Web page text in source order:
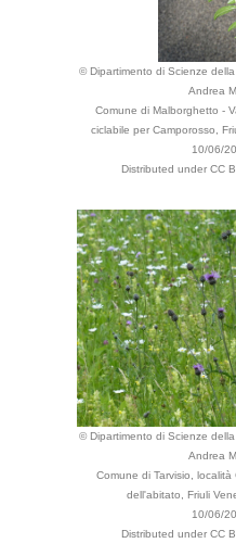
© Dipartimento di Scienze
Andrea
Comune di Malborghetto -
ciclabile per Camporosso,
10/06/
Distributed under CC
© Dipartimento di Scienze
Andrea
Comune di Tarvisio,
dell'abitato, Friuli
10/06/
Distributed under CC